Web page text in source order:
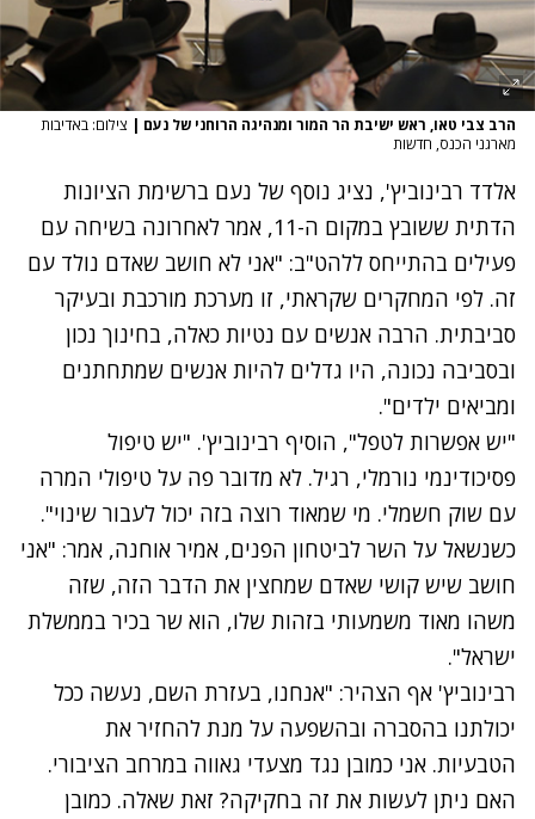
הרב צבי טאו, ראש ישיבת הר המור ומנהיגה הרוחני של נעם | צילום: באדיבות
מארגני הכנס‎, חדשות
אלדד רבינוביץ', נציג נוסף של נעם ברשימת הציונות
הדתית ששובץ במקום ה-11, אמר לאחרונה בשיחה עם
פעילים בהתייחס ללהט"ב: "אני לא חושב שאדם נולד עם
זה. לפי המחקרים שקראתי, זו מערכת מורכבת ובעיקר
סביבתית. הרבה אנשים עם נטיות כאלה, בחינוך נכון
ובסביבה נכונה, היו גדלים להיות אנשים שמתחתנים
ומביאים ילדים".
"יש אפשרות לטפל", הוסיף רבינוביץ'. "יש טיפול
פסיכודינמי נורמלי, רגיל. לא מדובר פה על טיפולי המרה
עם שוק חשמלי. מי שמאוד רוצה בזה יכול לעבור שינוי".
כשנשאל על השר לביטחון הפנים, אמיר אוחנה, אמר: "אני
חושב שיש קושי שאדם שמחצין את הדבר הזה, שזה
משהו מאוד משמעותי בזהות שלו, הוא שר בכיר בממשלת
ישראל".
רבינוביץ' אף הצהיר: "אנחנו, בעזרת השם, נעשה ככל
יכולתנו בהסברה ובהשפעה על מנת להחזיר את
הטבעיות. אני כמובן נגד מצעדי גאווה במרחב הציבורי.
האם ניתן לעשות את זה בחקיקה? זאת שאלה. כמובן